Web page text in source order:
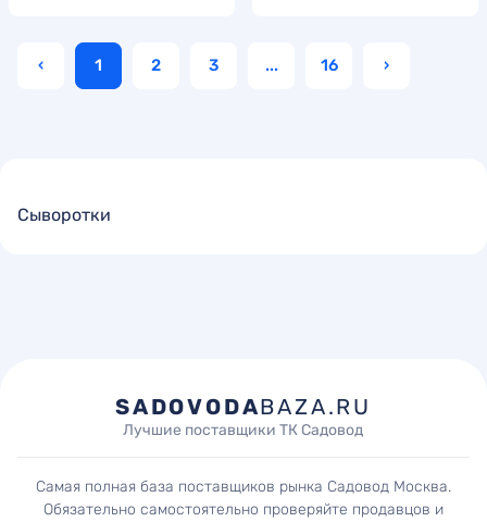
‹ 1 2 3 ... 16 ›
Сыворотки
SADOVODABAZA.RU
Лучшие поставщики ТК Садовод
Самая полная база поставщиков рынка Садовод Москва.
Обязательно самостоятельно проверяйте продавцов и